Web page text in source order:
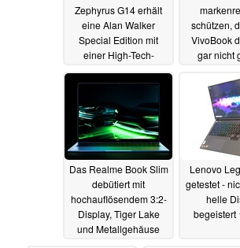
Zephyrus G14 erhält
eine Alan Walker
Special Edition mit
einer High-Tech-
19.08.2021
schützen,
VivoBook
gar nicht
Das Realme Book Slim
debütiert mit
hochauflösendem 3:2-
Display, Tiger Lake
und Metallgehäuse
Lenovo
getestet -
helle
begeistert